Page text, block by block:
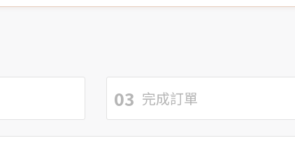
03 完成訂單